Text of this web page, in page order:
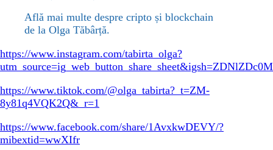
Află mai multe despre cripto și blockchain
de la Olga Tăbârță.
https://www.instagram.com/tabirta_olga?
https://www.tiktok.com/@olga_tabirta?_t=ZM-
8y81q4VQK2Q&_r=1
https://www.facebook.com/share/1AvxkwDEVY/?
mibextid=wwXIfr